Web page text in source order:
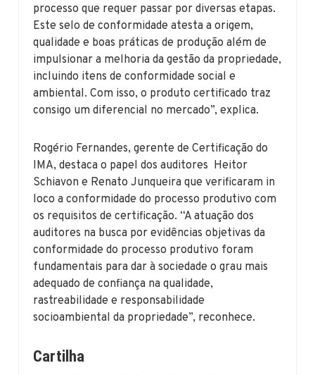
processo que requer passar por diversas etapas.
Este selo de conformidade atesta a origem,
qualidade e boas práticas de produção além de
impulsionar a melhoria da gestão da propriedade,
incluindo itens de conformidade social e
ambiental. Com isso, o produto certificado traz
consigo um diferencial no mercado”, explica.
Rogério Fernandes, gerente de Certificação do
IMA, destaca o papel dos auditores Heitor
Schiavon e Renato Junqueira que verificaram in
loco a conformidade do processo produtivo com
os requisitos de certificação. “A atuação dos
auditores na busca por evidências objetivas da
conformidade do processo produtivo foram
fundamentais para dar à sociedade o grau mais
adequado de confiança na qualidade,
rastreabilidade e responsabilidade
socioambiental da propriedade”, reconhece.
Cartilha